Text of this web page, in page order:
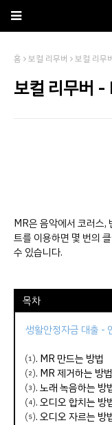
홈 보컬 리무버 보컬 리무
보컬 리무버 -
MR은 음악에서 코러스,
트를 이용하면 몇 번의
수 있습니다.
목차
생활안정자금 대출 -
⑴. MR 만드는 방법
⑵. MR 제거하는 방법
⑶.노래 녹음하는 방
⑷.오디오 합치는 방
⑸.오디오 자르는 방